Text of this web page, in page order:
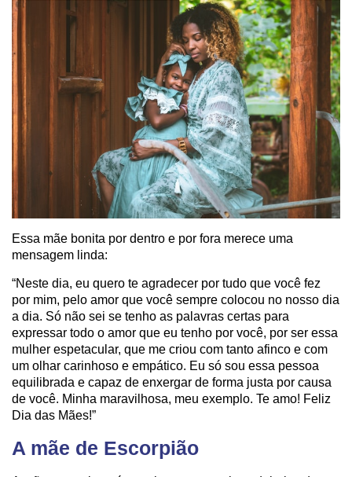
Essa mãe bonita por dentro e por fora merece uma
mensagem linda:
“Neste dia, eu quero te agradecer por tudo que você fez
por mim, pelo amor que você sempre colocou no nosso dia
a dia. Só não sei se tenho as palavras certas para
expressar todo o amor que eu tenho por você, por ser essa
mulher espetacular, que me criou com tanto afinco e com
um olhar carinhoso e empático. Eu só sou essa pessoa
equilibrada e capaz de enxergar de forma justa por causa
de você. Minha maravilhosa, meu exemplo. Te amo! Feliz
Dia das Mães!”
A mãe de Escorpião